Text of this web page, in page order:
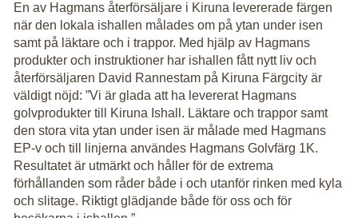
En av Hagmans återförsäljare i Kiruna levererade färgen
när den lokala ishallen målades om på ytan under isen
samt på läktare och i trappor. Med hjälp av Hagmans
produkter och instruktioner har ishallen fått nytt liv och
återförsäljaren David Rannestam på Kiruna Färgcity är
väldigt nöjd: ”Vi är glada att ha levererat Hagmans
golvprodukter till Kiruna Ishall. Läktare och trappor samt
den stora vita ytan under isen är målade med Hagmans
EP-v och till linjerna användes Hagmans Golvfärg 1K.
Resultatet är utmärkt och håller för de extrema
förhållanden som råder både i och utanför rinken med kyla
och slitage. Riktigt glädjande både för oss och för